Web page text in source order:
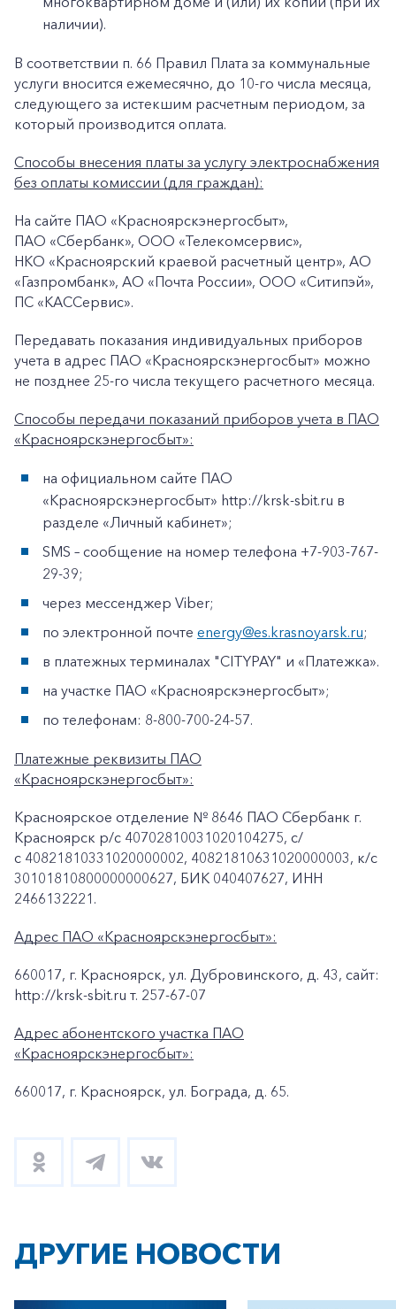
+7-800-700-24-57
Заказать обратный звонок
Частным клиентам
Корпоративным клиентам
наличии).
В соответствии п. 66 Правил Плата за коммунальные
услуги вносится ежемесячно, до 10-го числа месяца,
следующего за истекшим расчетным периодом, за
который производится оплата.
Способы внесения платы за услугу электроснабжения
без оплаты комиссии (для граждан):
На сайте ПАО «Красноярскэнергосбыт»,
ПАО «Сбербанк», ООО «Телекомсервис»,
НКО «Красноярский краевой расчетный центр», АО
«Газпромбанк», АО «Почта России», ООО «Ситипэй»,
ПС «КАССервис».
Передавать показания индивидуальных приборов
учета в адрес ПАО «Красноярскэнергосбыт» можно
не позднее 25-го числа текущего расчетного месяца.
Способы передачи показаний приборов учета в ПАО
«Красноярскэнергосбыт»:
на официальном сайте ПАО
«Красноярскэнергосбыт» http://krsk-sbit.ru в
разделе «Личный кабинет»;
SMS – сообщение на номер телефона +7-903-767-
29-39;
через мессенджер Viber;
по электронной почте energy@es.krasnoyarsk.ru;
в платежных терминалах "CITYPAY" и «Платежка».
на участке ПАО «Красноярскэнергосбыт»;
по телефонам: 8-800-700-24-57.
Платежные реквизиты ПАО
«Красноярскэнергосбыт»:
Красноярское отделение № 8646 ПАО Сбербанк г.
Красноярск p/c 40702810031020104275, с/
с 40821810331020000002, 40821810631020000003, к/c
30101810800000000627, БИК 040407627, ИНН
2466132221.
Адрес ПАО «Красноярскэнергосбыт»:
660017, г. Красноярск, ул. Дубровинского, д. 43, сайт:
http://krsk-sbit.ru т. 257-67-07
Адрес абонентского участка ПАО
«Красноярскэнергосбыт»:
660017, г. Красноярск, ул. Бограда, д. 65.
ДРУГИЕ НОВОСТИ